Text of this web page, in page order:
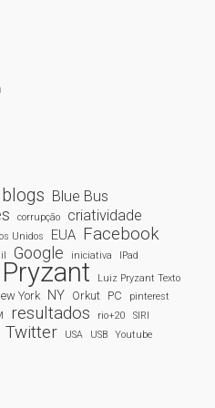
blogs Blue Bus
corrupção criatividade
Unidos EUA Facebook
Google iniciativa IPad
Luiz Pryzant Texto
York NY Orkut PC pinterest
resultados rio+20 SIRI
Twitter USA USB Youtube